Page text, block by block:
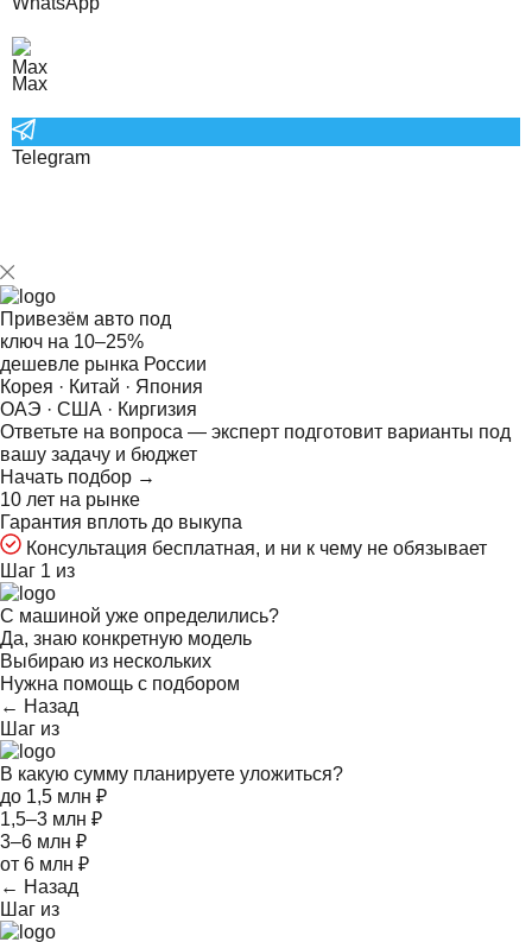
Max
Telegram
Привезём авто под
ключ на 10–25%
дешевле рынка России
Корея · Китай · Япония
ОАЭ · США · Киргизия
Ответьте на вопроса — эксперт подготовит варианты под
вашу задачу и бюджет
Начать подбор →
10 лет на рынке
Гарантия вплоть до выкупа
Консультация бесплатная, и ни к чему не обязывает
Шаг 1 из
С машиной уже определились?
Да, знаю конкретную модель
Выбираю из нескольких
Нужна помощь с подбором
← Назад
Шаг из
В какую сумму планируете уложиться?
до 1,5 млн ₽
1,5–3 млн ₽
3–6 млн ₽
от 6 млн ₽
← Назад
Шаг из